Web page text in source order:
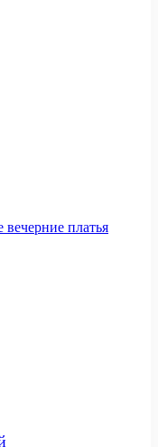
вечерние платья